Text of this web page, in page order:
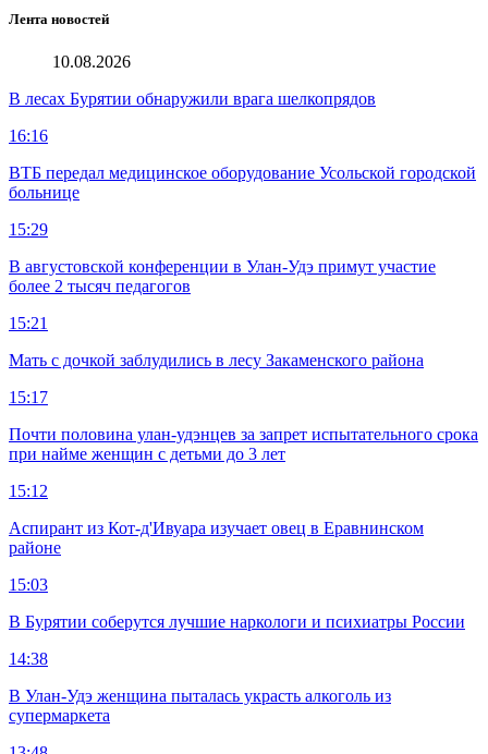
Лента новостей
10.08.2026
В лесах Бурятии обнаружили врага шелкопрядов
16:16
ВТБ передал медицинское оборудование Усольской городской
больнице
15:29
В августовской конференции в Улан-Удэ примут участие
более 2 тысяч педагогов
15:21
Мать с дочкой заблудились в лесу Закаменского района
15:17
Почти половина улан-удэнцев за запрет испытательного срока
при найме женщин с детьми до 3 лет
15:12
Аспирант из Кот-д'Ивуара изучает овец в Еравнинском
районе
15:03
В Бурятии соберутся лучшие наркологи и психиатры России
14:38
В Улан-Удэ женщина пыталась украсть алкоголь из
супермаркета